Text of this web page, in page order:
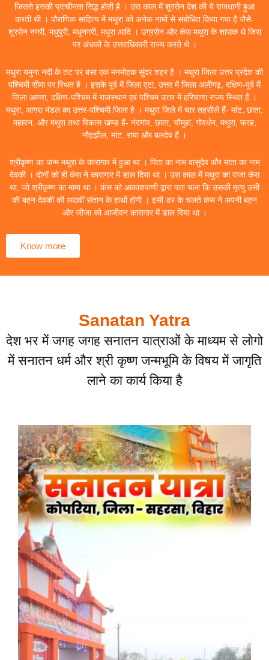
जिससे इसकी प्राचीनता सिद्ध होती है । उस काल में शूरसेन देश की ये राजधानी हुआ
करती थी । पौराणिक साहित्य में मथुरा को अनेक नामों से संबोधित किया गया है जैसे-
शूरसेन नगरी, मधुपुरी, मधुनगरी, मधुरा आदि । उग्रसेन और कंस मथुरा के शासक थे जिस
पर अंधकों के उत्तराधिकारी राज्य करते थे ।
मथुरा यमुना नदी के तट पर बसा एक मनमोहक सुंदर शहर है । मथुरा जिला उत्तर प्रदेश की
पश्चिमी सीमा पर स्थित है । इसके पूर्व में जिला एटा, उत्तर में जिला अलीगढ़, दक्षिण-पूर्व में
जिला आगरा, दक्षिण-पश्चिम में राजस्थान एवं पश्चिम उत्तर में हरियाणा राज्य स्थित हैं ।
मथुरा, आगरा मंडल का उत्तर-पश्चिमी जिला है । मथुरा जिले में चार तहसीलें हैं- मांट, छाता,
महावन, और मथुरा तथा विकास खण्ड हैं- नंदगांव, छाता, चौमुहां, गोवर्धन, मथुरा, फरह,
नौहझील, मांट, राया और बलदेव हैं ।
श्रीकृष्ण का जन्म मथुरा के कारागार में हुआ था । पिता का नाम वासुदेव और माता का नाम
देवकी । दोनों को ही कंस ने कारागार में डाल दिया था । उस काल में मथुरा का राजा कंस
था, जो श्रीकृष्ण का मामा था । कंस को आकाशवाणी द्वारा पता चला कि उसकी मृत्यु उसी
की बहन देवकी की आठवीं संतान के हाथों होगी । इसी डर के चलते कंस ने अपनी बहन
और जीजा को आजीवन कारागार में डाल दिया था ।
Know more
Sanatan Yatra
देश भर में जगह जगह सनातन यात्राओं के माध्यम से लोगो
में सनातन धर्म और श्री कृष्ण जन्मभूमि के विषय में जागृति
लाने का कार्य किया है